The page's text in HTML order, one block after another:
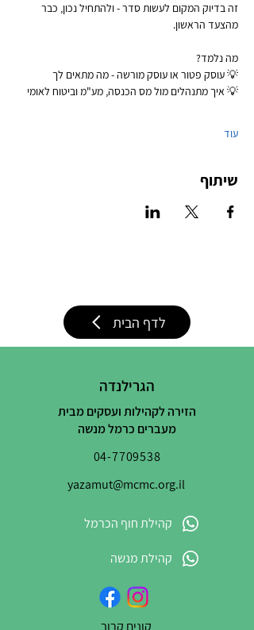
זה בדיוק המקום לעשות סדר - ולהתחיל נכון, כבר
מהצעד הראשון.
מה נלמד?
💡 עוסק פטור או עוסק מורשה - מה מתאים לך
💡 איך מתנהלים מול מס הכנסה, מע"מ וביטוח לאומי
עוד
שיתוף
לדף הבית
הגרילנדה
הזירה לקהילות ועסקים מבית
מעברים כרמל מנשה
04-7709538
yazamut@mcmc.org.il
קהילת חוף הכרמל
קהילת מנשה
קונים קרוב